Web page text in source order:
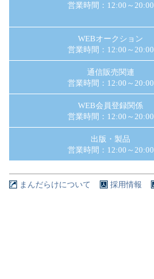
営業時間：12:00～20:00
WEBオークション
営業時間：12:00～20:00
通信販売関連
営業時間：12:00～20:00
WEB会員登録関係
営業時間：12:00～20:00
出版・製品
営業時間：12:00～20:00
まんだらけについて 採用情報